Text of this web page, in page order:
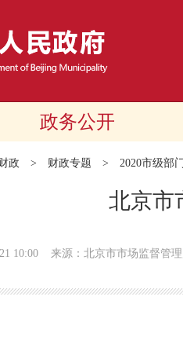
政务公开
政 > 财政专题 > 2020市级部
北京市
10:00 来源：北京市市场监督管